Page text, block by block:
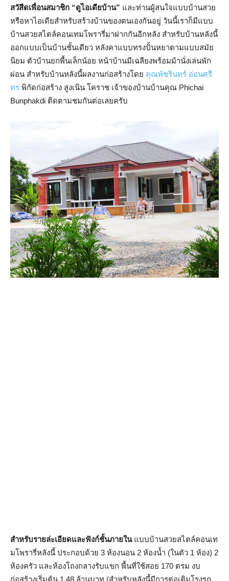
สวัสีดเพื่อนสมาชิก “ดูไอเดียบ้าน” และท่านผู้สนใจแบบบ้านสวย
หรือหาไอเดียสำหรับสร้างบ้านของตนเองกันอยู่ วันนี้เราก็มีแบบ
บ้านสวยสไตล์คอนเทมโพรารี่มาฝากกันอีกหลัง สำหรับบ้านหลังนี้
ออกแบบเป็นบ้านชั้นเดียว หลังคาแบบทรงปั้นหยาตามแบบสมัย
นิยม ตัวบ้านยกพื้นเล็กน้อย หน้าบ้านมีเฉลียงพร้อมม้านั่งเล่นพัก
ผ่อน สำหรับบ้านหลังนี้ผลงานก่อสร้างโดย คุณพัชรินทร์ อ่อนศรี
ทร พิกัดก่อสร้าง สูงเนิน โคราช เจ้าของบ้านบ้านคุณ Phichai
Bunphakdi ติดตามชมกันต่อเลยครับ
สำหรับรายล่ะเอียดและฟังก์ชั้นภายในแบบบ้านสวยสไตล์คอนเท
มโพรารี่หลังนี้ ประกอบด้วย 3 ห้องนอน 2 ห้องน้ำ (ในตัว 1 ห้อง) 2
ห้องครัว และห้องโถงกลางรับแขก พื้นที่ใช้สอย 170 ตรม งบ
ก่อสร้างเริ่มต้น 1.48 ล้านบาท (สำหรับหลังนี้มีการต่อเติมโรงรถ